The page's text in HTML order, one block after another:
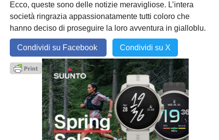
Ecco, queste sono delle notizie meravigliose. L’intera
società ringrazia appassionatamente tutti coloro che
hanno deciso di proseguire la loro avventura in gialloblu.
Condividi su Facebook Condividi su X